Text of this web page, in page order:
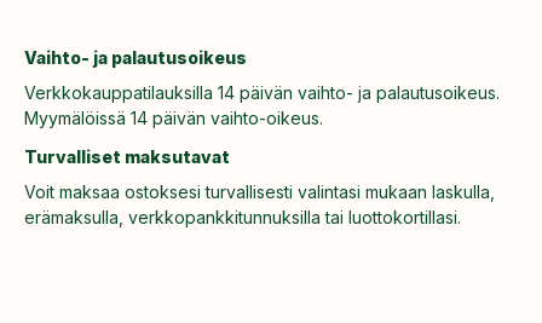
Vaihto- ja palautusoikeus
Verkkokauppatilauksilla 14 päivän vaihto- ja palautusoikeus.
Myymälöissä 14 päivän vaihto-oikeus.
Turvalliset maksutavat
Voit maksaa ostoksesi turvallisesti valintasi mukaan laskulla,
erämaksulla, verkkopankkitunnuksilla tai luottokortillasi.